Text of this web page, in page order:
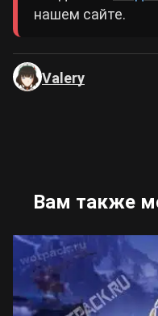
нашем сайте.
Valery
Вам также